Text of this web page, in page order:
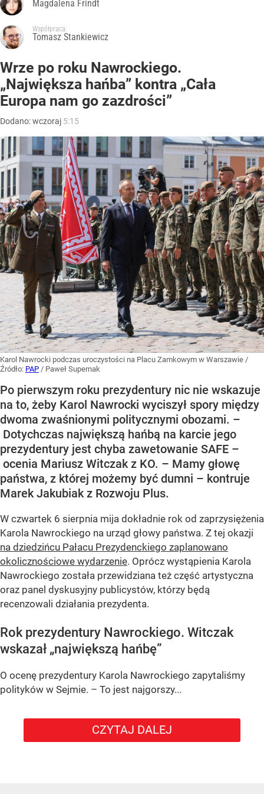
Magdalena Frindt
Współpraca:
Tomasz Stankiewicz
Wrze po roku Nawrockiego.
„Największa hańba” kontra „Cała
Europa nam go zazdrości”
Dodano:wczoraj 5:15
Karol Nawrocki podczas uroczystości na Placu Zamkowym w Warszawie /
Źródło: PAP / Paweł Supernak
Po pierwszym roku prezydentury nic nie wskazuje
na to, żeby Karol Nawrocki wyciszył spory między
dwoma zwaśnionymi politycznymi obozami. –
Dotychczas największą hańbą na karcie jego
prezydentury jest chyba zawetowanie SAFE –
ocenia Mariusz Witczak z KO. – Mamy głowę
państwa, z której możemy być dumni – kontruje
Marek Jakubiak z Rozwoju Plus.
W czwartek 6 sierpnia mija dokładnie rok od zaprzysiężenia
Karola Nawrockiego na urząd głowy państwa. Z tej okazji
na dziedzińcu Pałacu Prezydenckiego zaplanowano
okolicznościowe wydarzenie. Oprócz wystąpienia Karola
Nawrockiego została przewidziana też część artystyczna
oraz panel dyskusyjny publicystów, którzy będą
recenzowali działania prezydenta.
Rok prezydentury Nawrockiego. Witczak
wskazał „największą hańbę”
O ocenę prezydentury Karola Nawrockiego zapytaliśmy
polityków w Sejmie. – To jest najgorszy...
CZYTAJ DALEJ